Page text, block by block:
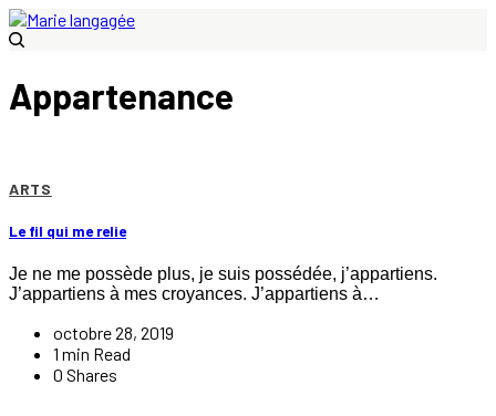
Appartenance
ARTS
Le fil qui me relie
Je ne me possède plus, je suis possédée, j’appartiens.
J’appartiens à mes croyances. J’appartiens à…
octobre 28, 2019
1 min Read
0 Shares